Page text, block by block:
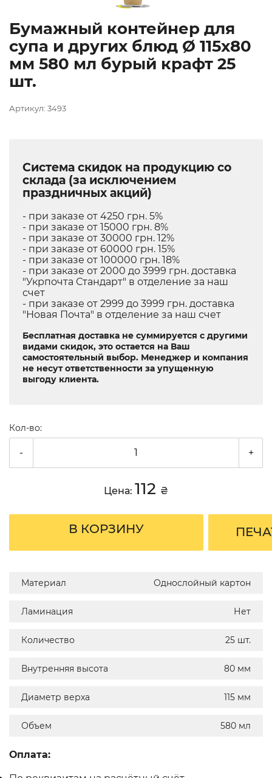
Бумажный контейнер для
супа и других блюд Ø 115х80
мм 580 мл бурый крафт 25
шт.
Артикул: 3493
Система скидок на продукцию со
склада (за исключением
праздничных акций)
- при заказе от 4250 грн. 5%
- при заказе от 15000 грн. 8%
- при заказе от 30000 грн. 12%
- при заказе от 60000 грн. 15%
- при заказе от 100000 грн. 18%
- при заказе от 2000 до 3999 грн. доставка
"Укрпочта Стандарт" в отделение за наш
счет
- при заказе от 2999 до 3999 грн. доставка
"Новая Почта" в отделение за наш счет
Бесплатная доставка не суммируется с другими
видами скидок, это остается на Ваш
самостоятельный выбор. Менеджер и компания
не несут ответственности за упущенную
выгоду клиента.
Кол-во:
- +
Цена: 112 ₴
В КОРЗИНУ
Материал Однослойный картон
Ламинация Нет
Количество 25 шт.
Внутренняя высота 80 мм
Диаметр верха 115 мм
Объем 580 мл
Оплата: